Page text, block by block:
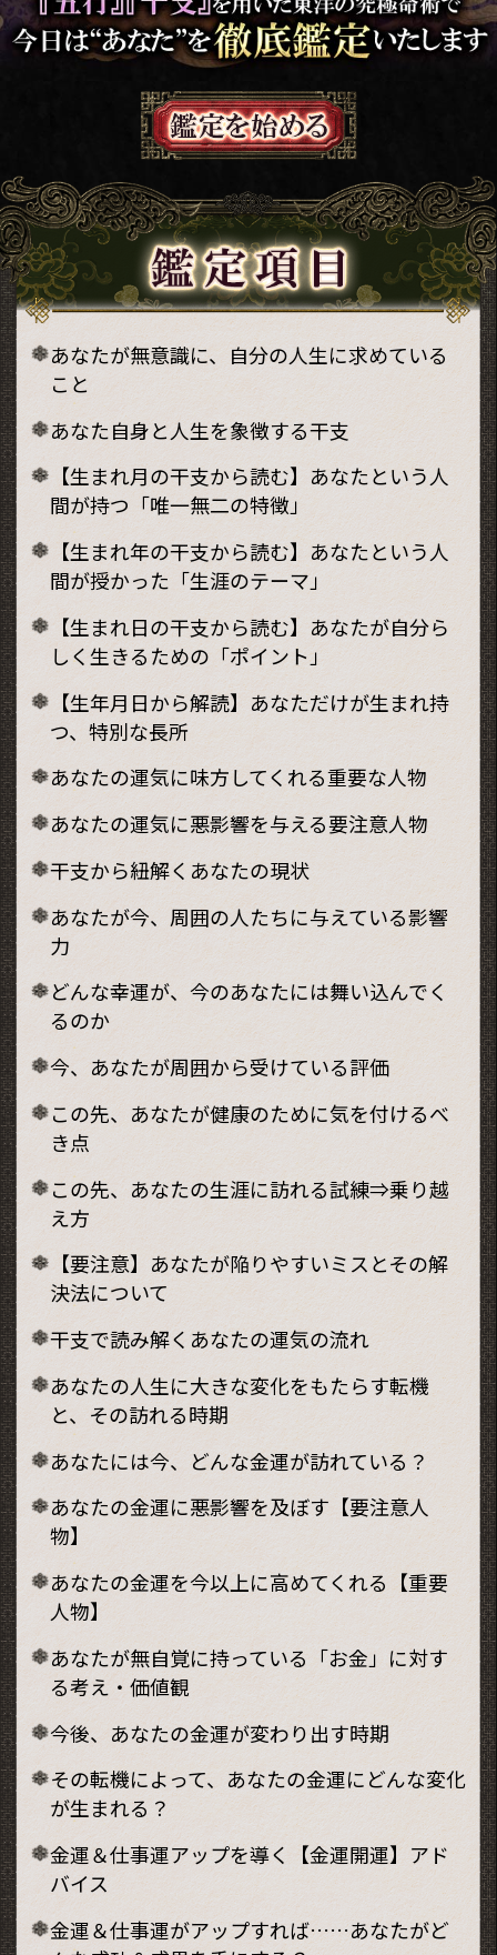
あなたが無意識に、自分の人生に求めている
こと
あなた自身と人生を象徴する干支
【生まれ月の干支から読む】あなたという人
間が持つ「唯一無二の特徴」
【生まれ年の干支から読む】あなたという人
間が授かった「生涯のテーマ」
【生まれ日の干支から読む】あなたが自分ら
しく生きるための「ポイント」
【生年月日から解読】あなただけが生まれ持
つ、特別な長所
あなたの運気に味方してくれる重要な人物
あなたの運気に悪影響を与える要注意人物
干支から紐解くあなたの現状
あなたが今、周囲の人たちに与えている影響
力
どんな幸運が、今のあなたには舞い込んでく
るのか
今、あなたが周囲から受けている評価
この先、あなたが健康のために気を付けるべ
き点
この先、あなたの生涯に訪れる試練⇒乗り越
え方
【要注意】あなたが陥りやすいミスとその解
決法について
干支で読み解くあなたの運気の流れ
あなたの人生に大きな変化をもたらす転機
と、その訪れる時期
あなたには今、どんな金運が訪れている？
あなたの金運に悪影響を及ぼす【要注意人
物】
あなたの金運を今以上に高めてくれる【重要
人物】
あなたが無自覚に持っている「お金」に対す
る考え・価値観
今後、あなたの金運が変わり出す時期
その転機によって、あなたの金運にどんな変化
が生まれる？
金運＆仕事運アップを導く【金運開運】アド
バイス
金運＆仕事運がアップすれば……あなたがど